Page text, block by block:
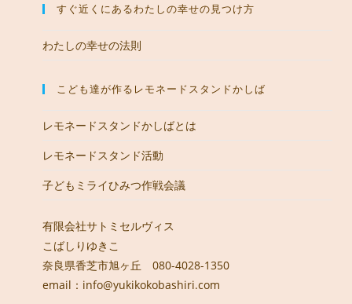
すぐ近くにあるわたしの幸せの見つけ方
わたしの幸せの法則
こども達が作るレモネードスタンドかしば
レモネードスタンドかしばとは
レモネードスタンド活動
子どもミライひみつ作戦会議
有限会社サトミセルヴィス
こばしりゆきこ
奈良県香芝市旭ヶ丘 080-4028-1350
email：info@yukikokobashiri.com